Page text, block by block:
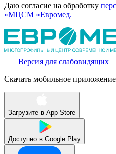
Даю согласие на обработку
«МЦСМ «Евромед.
Версия для слабовидящих
Скачать мобильное приложение
Загрузите в App Store
Доступно в Google Play